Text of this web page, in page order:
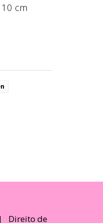
cm
Direito de